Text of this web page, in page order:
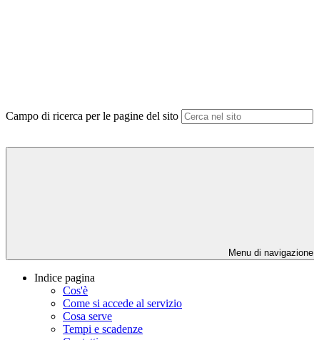
Campo di ricerca per le pagine del sito
Menu di navigazione
Indice pagina
Cos'è
Come si accede al servizio
Cosa serve
Tempi e scadenze